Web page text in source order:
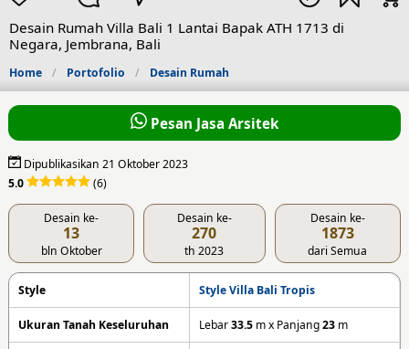
Desain Rumah Villa Bali 1 Lantai Bapak ATH 1713 di
Negara, Jembrana, Bali
Home Portofolio Desain Rumah
Pesan Jasa Arsitek
Dipublikasikan 21 Oktober 2023
5.0
(6)
Desain ke-
13
bln Oktober
Desain ke-
270
th 2023
Desain ke-
1873
dari Semua
Style Style Villa Bali Tropis
Ukuran Tanah Keseluruhan Lebar33.5 m x Panjang23 m